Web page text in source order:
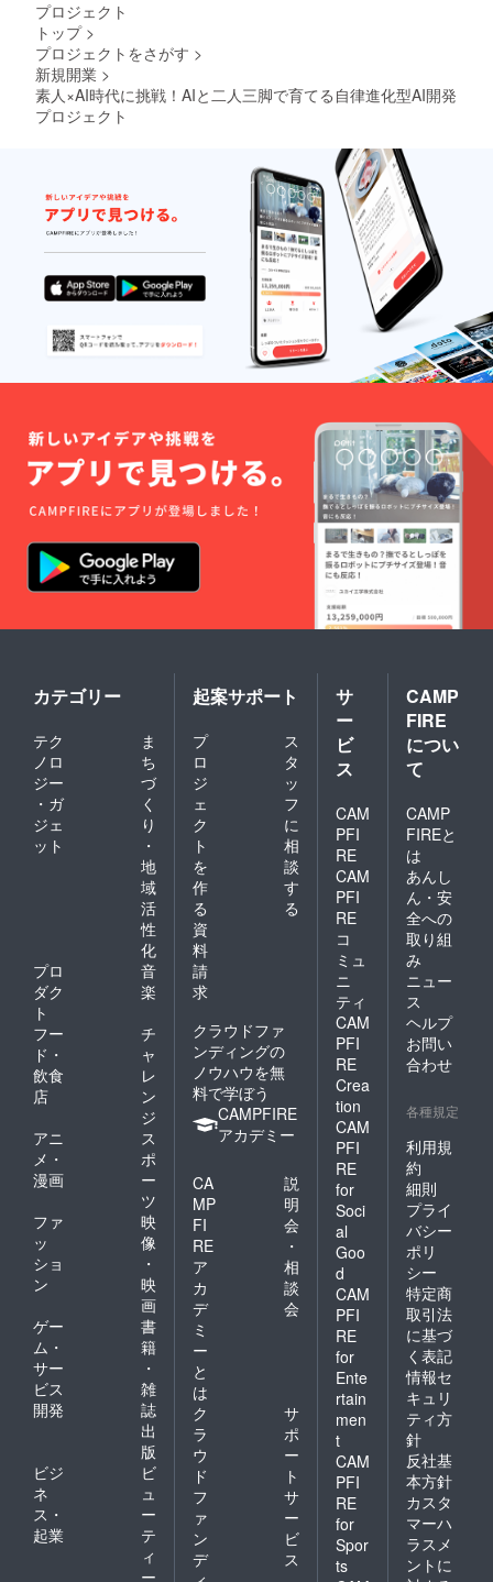
プロジェクト
トップ >
プロジェクトをさがす >
新規開業 >
素人×AI時代に挑戦！AIと二人三脚で育てる自律進化型AI開発
プロジェクト
カテゴリー
テク
ノロ
ジー
・ガ
ジェ
ット
ま
ち
づ
く
り
・
地
域
活
性
化
プロ
ダク
ト
音
楽
フー
ド・
飲食
店
チ
ャ
レ
ン
ジ
アニ
メ・
漫画
ス
ポ
ー
ツ
ファ
ッ
ショ
ン
映
像
・
映
画
ゲー
ム・
サー
ビス
開発
書
籍
・
雑
誌
出
版
ビジ
ネ
ス・
起業
ビ
ュ
ー
テ
ィ
ー
起案サポート
プ
ロ
ジ
ェ
ク
ト
を
作
る
ス
タ
ッ
フ
に
相
談
す
る
資
料
請
求
クラウドファ
ンディングの
ノウハウを無
料で学ぼう
CAMPFIRE
アカデミー
CA
MP
FI
RE
ア
カ
デ
ミ
ー
と
は
説
明
会
・
相
談
会
ク
ラ
ウ
ド
フ
ァ
ン
デ
サ
ポ
ー
ト
サ
ー
ビ
ス
サ
ー
ビ
ス
CAM
PFI
RE
CAM
PFI
RE
コ
ミュ
ニ
ティ
CAM
PFI
RE
Crea
tion
CAM
PFI
RE
for
Soci
al
Goo
d
CAM
PFI
RE
for
Ente
rtain
men
t
CAM
PFI
RE
for
Spor
ts
CAMP
FIRE
につい
て
CAMP
FIREと
は
あんし
ん・安
全への
取り組
み
ニュー
ス
ヘルプ
お問い
合わせ
各種規定
利用規
約
細則
プライ
バシー
ポリ
シー
特定商
取引法
に基づ
く表記
情報セ
キュリ
ティ方
針
反社基
本方針
カスタ
マーハ
ラスメ
ントに